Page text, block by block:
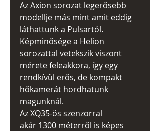
Az Axion sorozat legerősebb
modellje más mint amit eddig
láthattunk a Pulsartól.
Képminősége a Helion
sorozattal vetekszik viszont
mérete feleakkora, így egy
rendkívül erős, de kompakt
hőkamerát hordhatunk
magunknál.
Az XQ35-ös szenzorral
akár 1300 méterről is képes